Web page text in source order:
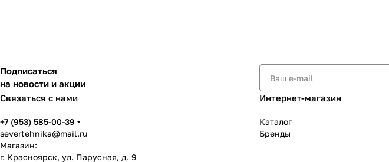
Подписаться
на новости и акции
Связаться с нами
+7 (953) 585-00-39
severtehnika@mail.ru
Магазин:
г. Красноярск, ул. Парусная, д. 9
Интернет-магазин
Каталог
Бренды